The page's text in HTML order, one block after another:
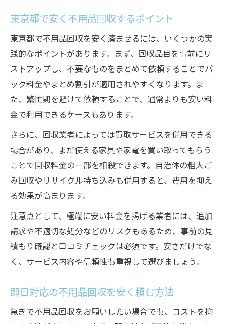
東京都で安く不用品回収するポイント
東京都で不用品回収を安く済ませるには、いくつかの実
践的なポイントがあります。まず、回収品目を事前にリ
ストアップし、不要なものをまとめて依頼することでパ
ック料金やまとめ割引が適用されやすくなります。ま
た、繁忙期を避けて依頼することで、通常よりも安い料
金で利用できるケースもあります。
さらに、回収業者によっては買取サービスを併用できる
場合があり、まだ使える家具や家電を買い取ってもらう
ことで回収料金の一部を相殺できます。自治体の粗大ご
み回収やリサイクル持ち込みも併用すると、費用を抑え
る効果が高まります。
注意点として、極端に安い料金を掲げる業者には、追加
請求や不適切な処分などのリスクもあるため、事前の見
積もり確認と口コミチェックは必須です。安さだけでな
く、サービス内容や信頼性も重視して選びましょう。
即日対応の不用品回収を安く頼む方法
急ぎで不用品回収をお願いしたい場合でも、コストを抑